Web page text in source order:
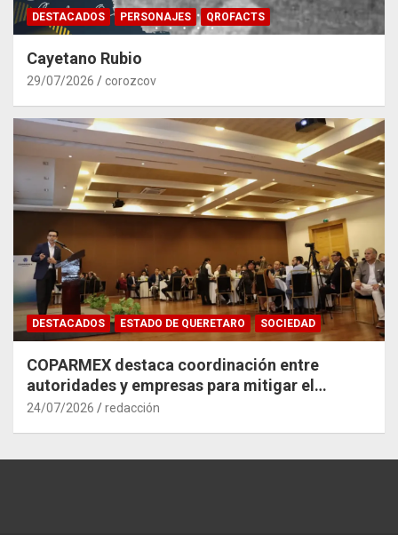
DESTACADOS PERSONAJES QROFACTS
Cayetano Rubio
29/07/2026 corozcov
DESTACADOS ESTADO DE QUERETARO SOCIEDAD
COPARMEX destaca coordinación entre
autoridades y empresas para mitigar el
impacto del Tren México–Querétaro
24/07/2026 redacción